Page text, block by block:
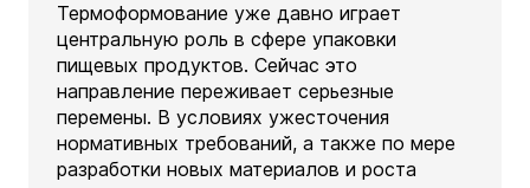
Термоформование уже давно играет
центральную роль в сфере упаковки
пищевых продуктов. Сейчас это
направление переживает серьезные
перемены. В условиях ужесточения
нормативных требований, а также по мере
разработки новых материалов и роста